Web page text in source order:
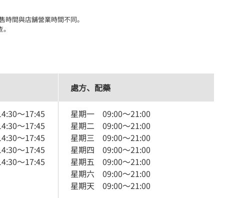
間與店舖營業時間不同。
處方、配藥
～17:45
～17:45
～17:45
～17:45
～17:45
星期一 09:00～21:00
星期二 09:00～21:00
星期三 09:00～21:00
星期四 09:00～21:00
星期五 09:00～21:00
星期六 09:00～21:00
星期天 09:00～21:00